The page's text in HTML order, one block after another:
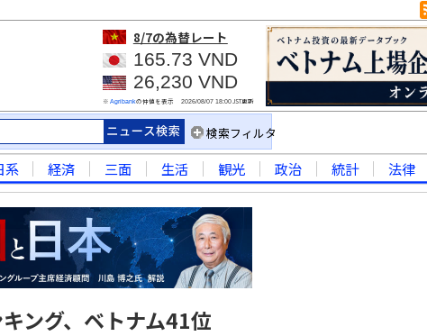
8/7の為替レート
165.73 VND
26,230 VND
※ Agribankの仲値を表示 2026/08/07 18:00JST更新
検索フィルタ
系 経済 三面 生活 観光 政治 統計 法律
ング、ベトナム41位